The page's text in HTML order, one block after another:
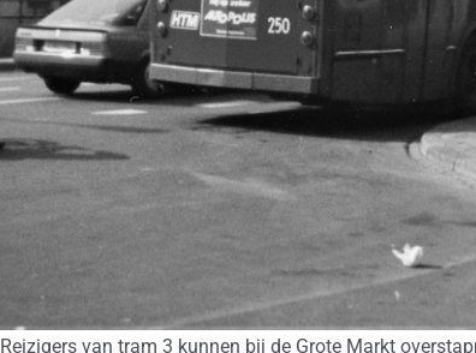
Reizigers van tram 3 kunnen bij de Grote Markt